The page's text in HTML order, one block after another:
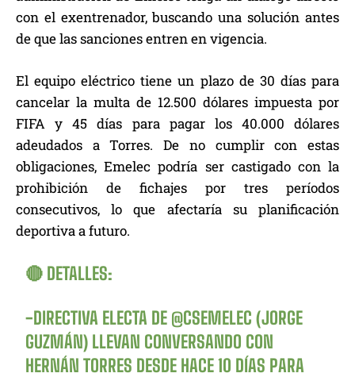
con el exentrenador, buscando una solución antes
de que las sanciones entren en vigencia.
El equipo eléctrico tiene un plazo de 30 días para
cancelar la multa de 12.500 dólares impuesta por
FIFA y 45 días para pagar los 40.000 dólares
adeudados a Torres. De no cumplir con estas
obligaciones, Emelec podría ser castigado con la
prohibición de fichajes por tres períodos
consecutivos, lo que afectaría su planificación
deportiva a futuro.
🔴 DETALLES:
-DIRECTIVA ELECTA DE @CSEMELEC (JORGE
GUZMÁN) LLEVAN CONVERSANDO CON
HERNÁN TORRES DESDE HACE 10 DÍAS PARA